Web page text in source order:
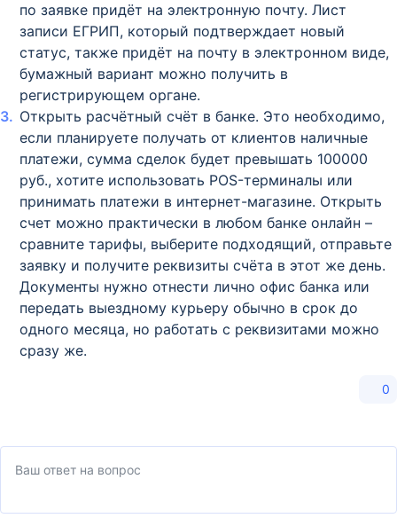
по заявке придёт на электронную почту. Лист
записи ЕГРИП, который подтверждает новый
статус, также придёт на почту в электронном виде,
бумажный вариант можно получить в
регистрирующем органе.
Открыть расчётный счёт в банке. Это необходимо,
если планируете получать от клиентов наличные
платежи, сумма сделок будет превышать 100000
руб., хотите использовать POS-терминалы или
принимать платежи в интернет-магазине. Открыть
счет можно практически в любом банке онлайн –
сравните тарифы, выберите подходящий, отправьте
заявку и получите реквизиты счёта в этот же день.
Документы нужно отнести лично офис банка или
передать выездному курьеру обычно в срок до
одного месяца, но работать с реквизитами можно
сразу же.
0